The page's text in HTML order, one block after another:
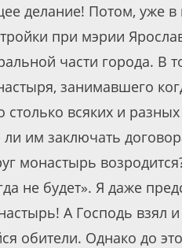
делание! Потом, уже
при мэрии
части города. В
занимавшего
всяких и
им заключать
монастырь
не будет». Я даже
А Господь взял
обители. Однако до